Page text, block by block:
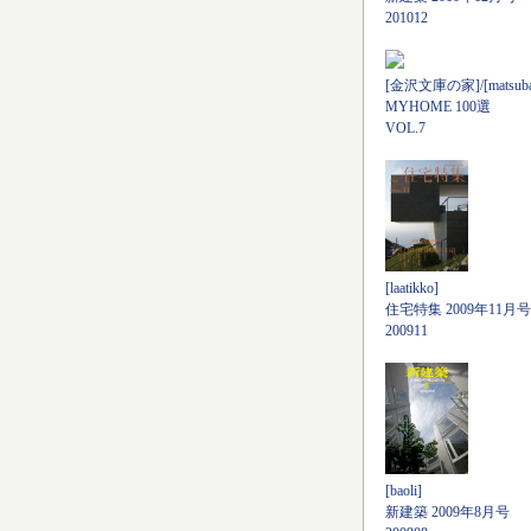
201012
[金沢文庫の家]/
MYHOME 100選
VOL.7
[laatikko]
住宅特集 2009年11月号
200911
[baoli]
新建築 2009年8月号